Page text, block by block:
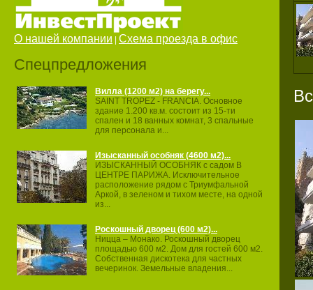
О нашей компании Схема проезда в офис
Спецпредложения
Вилла (1200 м2) на берегу...
SAINT TROPEZ ‐ FRANCIA. Основное
здание 1.200 кв.м. состоит из 15‐ти
спален и 18 ванных комнат, 3 спальные
для персонала и...
Изысканный особняк (4600 м2)...
ИЗЫСКАННЫЙ ОСОБНЯК с садом В
ЦЕНТРЕ ПАРИЖА. Исключительное
расположение рядом с Триумфальной
Аркой, в зеленом и тихом месте, на одной
из...
Роскошный дворец (600 м2)...
Ницца – Монако. Роскошный дворец
площадью 600 м2. Дом для гостей 600 м2.
Собственная дискотека для частных
вечеринок. Земельные владения...